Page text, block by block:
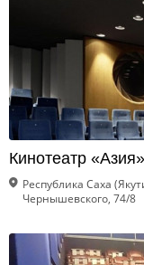
Кинотеатр «Азия»
Республика Саха
Чернышевского, 74/8